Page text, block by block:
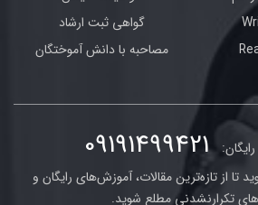
گواهی ثبت ارشاد
مصاحبه با دانش آموختگان
09191499421
تا از تازه‌ترین مقالات، آموزش‌های رایگان و
تکرارنشدنی مطلع شوید.